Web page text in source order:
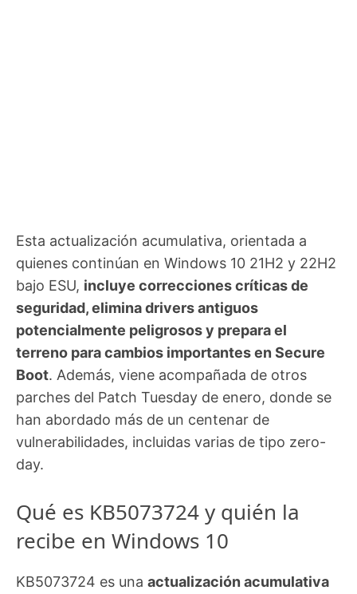
Esta actualización acumulativa, orientada a
quienes continúan en Windows 10 21H2 y 22H2
bajo ESU, incluye correcciones críticas de
seguridad, elimina drivers antiguos
potencialmente peligrosos y prepara el
terreno para cambios importantes en Secure
Boot. Además, viene acompañada de otros
parches del Patch Tuesday de enero, donde se
han abordado más de un centenar de
vulnerabilidades, incluidas varias de tipo zero-
day.
Qué es KB5073724 y quién la
recibe en Windows 10
KB5073724 es una actualización acumulativa